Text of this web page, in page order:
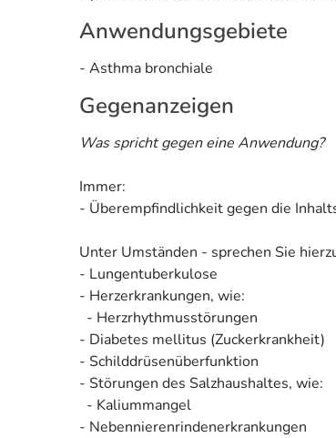
Anwendungsgebiete
- Asthma bronchiale
Gegenanzeigen
Was spricht gegen eine Anwendung?
Immer:
- Überempfindlichkeit gegen die
Unter Umständen - sprechen Sie
- Lungentuberkulose
- Herzerkrankungen, wie:
- Herzrhythmusstörungen
- Diabetes mellitus (Zuckerkrankheit)
- Schilddrüsenüberfunktion
- Störungen des Salzhaushaltes, wie:
- Kaliummangel
- Nebennierenrindenerkrankungen